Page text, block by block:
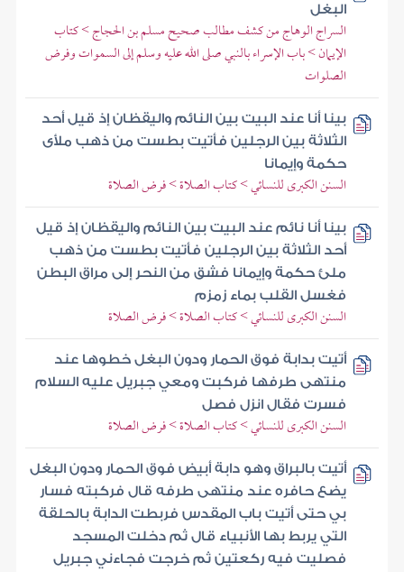
البغل
السراج الوهاج من كشف مطالب صحيح مسلم بن الحجاج > كتاب
الإيمان > باب الإسراء بالنبي صلى الله عليه وسلم إلى السموات وفرض
الصلوات
بينا أنا عند البيت بين النائم واليقظان إذ قيل أحد
الثلاثة بين الرجلين فأتيت بطست من ذهب ملأى
حكمة وإيمانا
السنن الكبرى للنسائي > كتاب الصلاة > فرض الصلاة
بينا أنا نائم عند البيت بين النائم واليقظان إذ قيل
أحد الثلاثة بين الرجلين فأتيت بطست من ذهب
ملئ حكمة وإيمانا فشق من النحر إلى مراق البطن
فغسل القلب بماء زمزم
السنن الكبرى للنسائي > كتاب الصلاة > فرض الصلاة
أتيت بدابة فوق الحمار ودون البغل خطوها عند
منتهى طرفها فركبت ومعي جبريل عليه السلام
فسرت فقال انزل فصل
السنن الكبرى للنسائي > كتاب الصلاة > فرض الصلاة
أتيت بالبراق وهو دابة أبيض فوق الحمار ودون البغل
يضع حافره عند منتهى طرفه قال فركبته فسار
بي حتى أتيت باب المقدس فربطت الدابة بالحلقة
التي يربط بها الأنبياء قال ثم دخلت المسجد
فصليت فيه ركعتين ثم خرجت فجاءني جبريل